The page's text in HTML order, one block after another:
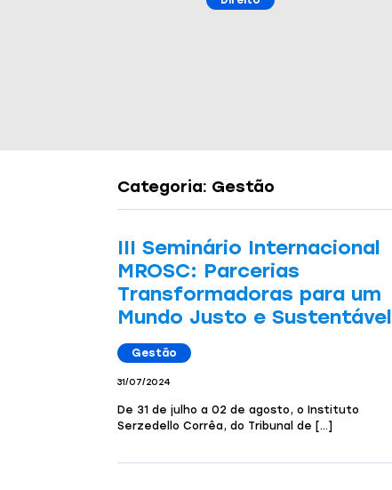
Gestão
Categoria: Gestão
III Seminário Internacional
MROSC: Parcerias
Transformadoras para um
Mundo Justo e Sustentável
Gestão
31/07/2024
De 31 de julho a 02 de agosto, o Instituto
Serzedello Corrêa, do Tribunal de […]